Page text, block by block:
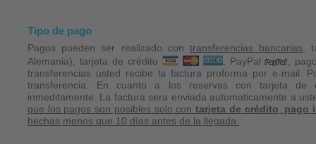
Conexión en taxi:
Check-in 3,90 EUR + aprox. 2,30 EUR
precios facultativos).
Tipo de pago
Pagos pueden ser realizado con transferencias bancarias ,
Alemania), tarjeta de crédito
, PayPal
,
transferencias usted recibe la factura proforma por e-mail.
transferencia. En cuanto a los reservas con tarjeta de
inmeditamente. La factura sera enviada automaticamente a
que los pagos son posibles solo contarjeta de crédito
pago
hechas menos que 10 días antes de la llegada.